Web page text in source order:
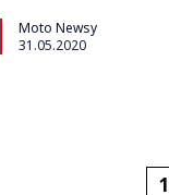
Moto Newsy
31.05.2020
1